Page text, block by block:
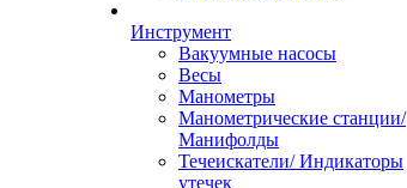
Инструмент
Вакуумные насосы
Весы
Манометры
Манометрические станции/
Манифолды
Течеискатели/ Индикаторы
утечек